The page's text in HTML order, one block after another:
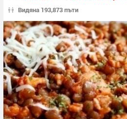
Видяна 193,873 пъти